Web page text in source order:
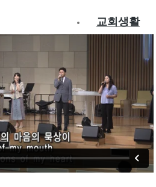
교회생활
공동체
벧엘스토리
새가족등록